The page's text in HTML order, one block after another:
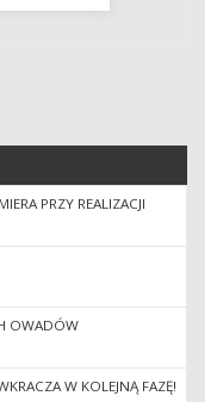
PRZY REALIZACJI
OWADÓW
W KOLEJNĄ FAZĘ!